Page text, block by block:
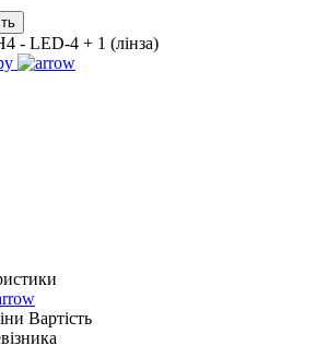
- LED-4 + 1 (лінза)
Вартість